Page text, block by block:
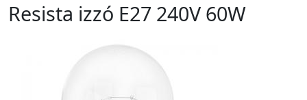
Resista izzó E27 240V 60W